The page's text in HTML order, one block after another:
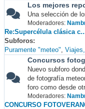
Los mejores
Una selección de
Moderadores:
Re:Supercélula clásica
Subforos
Puramente "meteo"
Concursos
Nuevo subforo
de fotografía
foro como desde
Moderadores:
CONCURSO